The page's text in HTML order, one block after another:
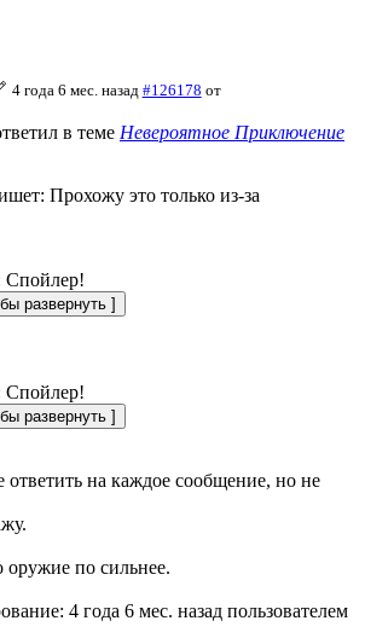
4 года 6 мес. назад #126178 от
в теме Невероятное Приключение
Прохожу это только из-за
на каждое сообщение, но не
по сильнее.
4 года 6 мес. назад пользователем